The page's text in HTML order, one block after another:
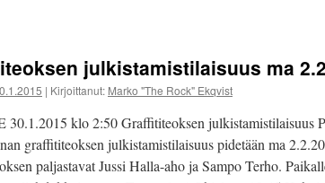
vuoden
julkistamistilaisuus ma
| Kirjoittanut: Marko "The Rock" Ekqvist
30.1.2015 klo 2:50 Graffititeoksen julkistamistilaisuus
graffititeoksen julkistamistilaisuus pidetään ma
paljastavat Jussi Halla-aho ja Sampo Terho.